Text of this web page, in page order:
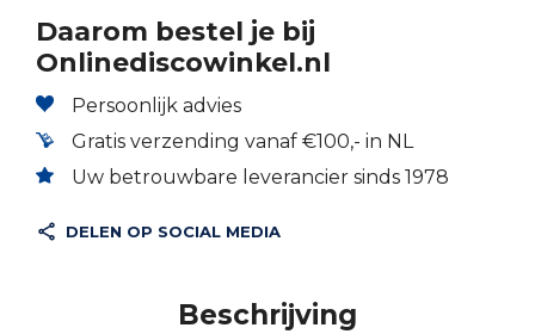
Daarom bestel je bij
Onlinediscowinkel.nl
Persoonlijk advies
Gratis verzending vanaf €100,- in NL
Uw betrouwbare leverancier sinds 1978
DELEN OP SOCIAL MEDIA
Beschrijving